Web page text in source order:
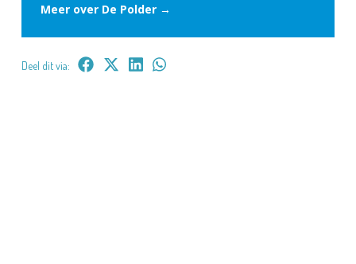
Meer over De Polder →
Deel dit via: